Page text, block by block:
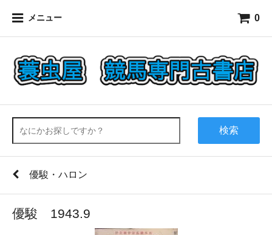
メニュー 0
検索
優駿・ハロン
優駿 1943.9